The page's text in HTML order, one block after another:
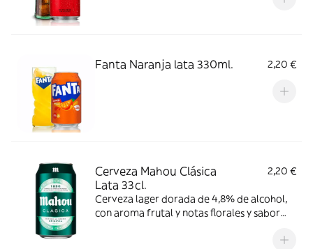
Fanta Naranja lata 330ml. 2,20 €
Cerveza Mahou Clásica
Lata 33cl.
2,20 €
Cerveza lager dorada de 4,8% de alcohol,
con aroma frutal y notas florales y sabor